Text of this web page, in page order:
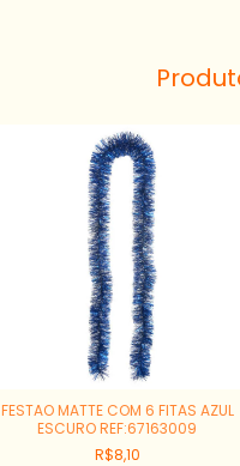
FESTAO MATTE COM 6 FITAS AZUL
ESCURO REF:67163009
R$8,10